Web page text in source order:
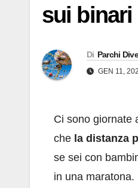
sui binari
Di Parchi
GEN 11,
Ci sono giornate
che la distanza
se sei con
in una maratona.